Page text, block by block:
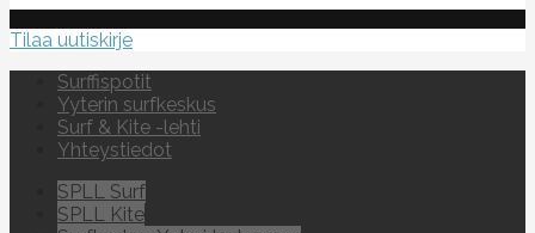
Tilaa uutiskirje
Surffispotit
Yyterin surfkeskus
Surf & Kite -lehti
Yhteystiedot
SPLL Surf
SPLL Kite